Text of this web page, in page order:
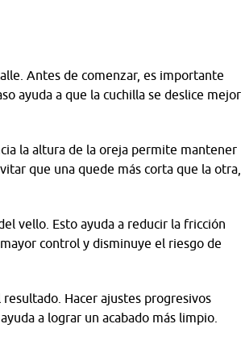
Antes de comenzar, es importante
ayuda a que la cuchilla se deslice mejor
la altura de la oreja permite mantener
que una quede más corta que la otra,
vello. Esto ayuda a reducir la fricción
control y disminuye el riesgo de
Hacer ajustes progresivos
a lograr un acabado más limpio.